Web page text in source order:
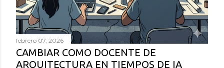
febrero 07, 2026
CAMBIAR COMO DOCENTE DE
ARQUITECTURA EN TIEMPOS DE IA